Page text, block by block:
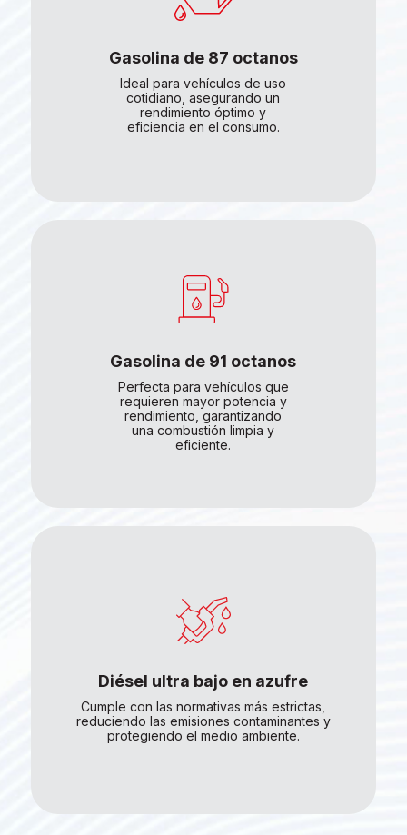
Gasolina de 87 octanos
Ideal para vehículos de uso
cotidiano, asegurando un
rendimiento óptimo y
eficiencia en el consumo.
Gasolina de 91 octanos
Perfecta para vehículos que
requieren mayor potencia y
rendimiento, garantizando
una combustión limpia y
eficiente.
Diésel ultra bajo en azufre
Cumple con las normativas más estrictas,
reduciendo las emisiones contaminantes y
protegiendo el medio ambiente.